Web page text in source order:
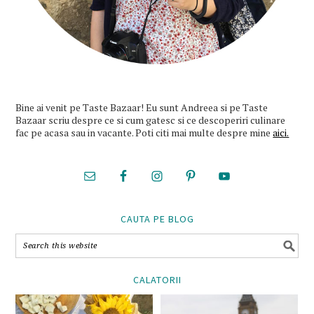
Bine ai venit pe Taste Bazaar! Eu sunt Andreea si pe Taste
Bazaar scriu despre ce si cum gatesc si ce descoperiri culinare
fac pe acasa sau in vacante. Poti citi mai multe despre mineaici.
CAUTA PE BLOG
CALATORII